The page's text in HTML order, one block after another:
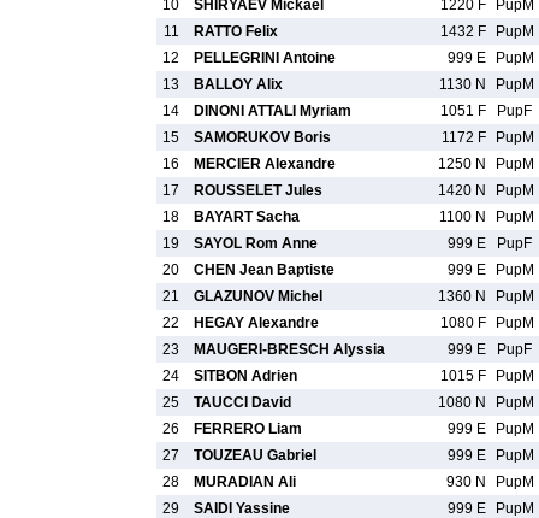
10
SHIRYAEV Mickael 1220 F
PupM
11
RATTO Felix 1432 F
PupM
12
PELLEGRINI Antoine 999 E
PupM
13
BALLOY Alix 1130 N
PupM
14
DINONI ATTALI Myriam 1051 F
PupF
15
SAMORUKOV Boris 1172 F
PupM
16
MERCIER Alexandre 1250 N
PupM
17
ROUSSELET Jules 1420 N
PupM
18
BAYART Sacha 1100 N
PupM
19
SAYOL Rom Anne 999 E
PupF
20
CHEN Jean Baptiste 999 E
PupM
21
GLAZUNOV Michel 1360 N
PupM
22
HEGAY Alexandre 1080 F
PupM
23
MAUGERI-BRESCH Alyssia 999 E
PupF
24
SITBON Adrien 1015 F
PupM
25
TAUCCI David 1080 N
PupM
26
FERRERO Liam 999 E
PupM
27
TOUZEAU Gabriel 999 E
PupM
28
MURADIAN Ali 930 N
PupM
29
SAIDI Yassine 999 E
PupM